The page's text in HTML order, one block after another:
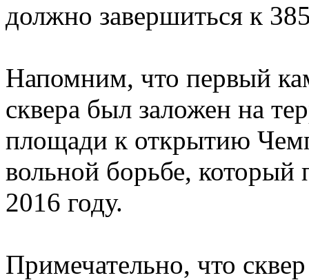
должно завершиться к
Напомним, что первый
сквера был заложен на
площади к открытию
вольной борьбе, который
2016 году.
Примечательно, что